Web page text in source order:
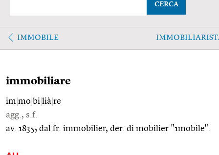
CERCA
IMMOBILE
immobiliare
im mo bi lià re
agg., s.f.
av. 1835; dal fr. immobilier, der. di mobilier "1mobile".